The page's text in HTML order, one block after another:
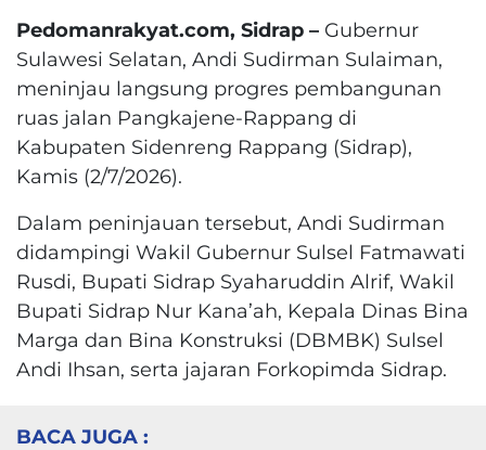
Pedomanrakyat.com, Sidrap – Gubernur
Sulawesi Selatan, Andi Sudirman Sulaiman,
meninjau langsung progres pembangunan
ruas jalan Pangkajene-Rappang di
Kabupaten Sidenreng Rappang (Sidrap),
Kamis (2/7/2026).
Dalam peninjauan tersebut, Andi Sudirman
didampingi Wakil Gubernur Sulsel Fatmawati
Rusdi, Bupati Sidrap Syaharuddin Alrif, Wakil
Bupati Sidrap Nur Kana’ah, Kepala Dinas Bina
Marga dan Bina Konstruksi (DBMBK) Sulsel
Andi Ihsan, serta jajaran Forkopimda Sidrap.
BACA JUGA :